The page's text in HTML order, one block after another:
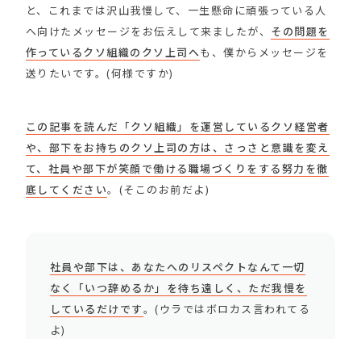
と、これまでは沢山我慢して、一生懸命に頑張っている人
へ向けたメッセージをお伝えして来ましたが、 その問題を
作っているクソ組織のクソ上司へも、僕からメッセージを
送りたいです。(何様ですか)
この記事を読んだ「クソ組織」を運営しているクソ経営者
や、部下をお持ちのクソ上司の方は、さっさと意識を変え
て、社員や部下が笑顔で働ける職場づくりをする努力を徹
底してください。(そこのお前だよ)
社員や部下は、あなたへのリスペクトなんて一切
なく「いつ辞めるか」を待ち遠しく、ただ我慢を
しているだけです。(ウラではボロカス言われてる
よ)